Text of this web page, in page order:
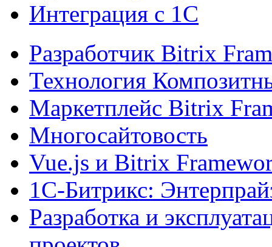
Интеграция с 1С
Разработчик Bitrix
Технология
Маркетплейс Bitrix
Многосайтовость
Vue.js и Bitrix
1С-Битрикс:
Разработка и